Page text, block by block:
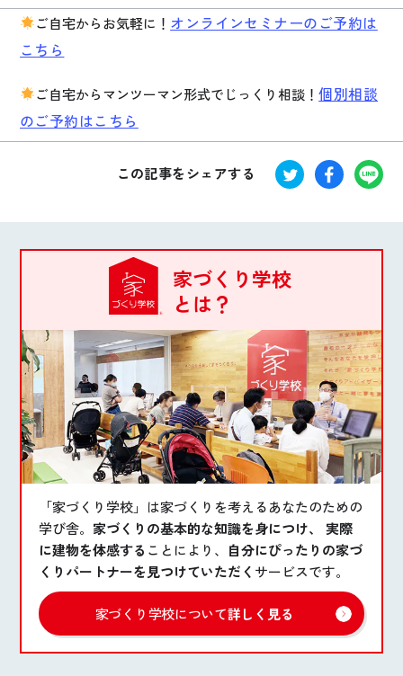
ご自宅からお気軽に！ オンラインセミナーのご予約は
こちら
ご自宅からマンツーマン形式でじっくり相談！個別相談
のご予約はこちら
この記事をシェアする
家づくり学校
とは？
「家づくり学校」は家づくりを考えるあなたのための
学び舎。 家づくりの基本的な知識を身につけ、 実際
に建物を体感する ことにより、 自分にぴったりの家づ
くりパートナーを見つけていただく サービスです。
家づくり学校について詳しく見る